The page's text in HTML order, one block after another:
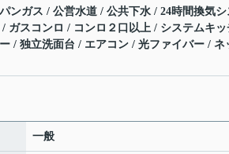
ンガス / 公営水道 / 公共下水 / 24時間換気シ
ガスコンロ / コンロ２口以上 / システムキッ
/ 独立洗面台 / エアコン / 光ファイバー / ネ
一般